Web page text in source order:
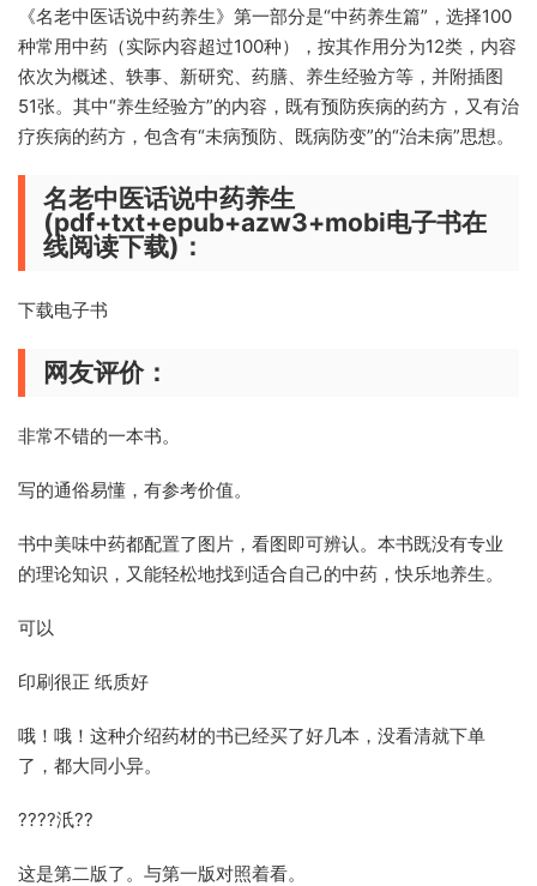
《名老中医话说中药养生》第一部分是“中药养生篇”，选择100
种常用中药（实际内容超过100种），按其作用分为12类，内容
依次为概述、轶事、新研究、药膳、养生经验方等，并附插图
51张。其中“养生经验方”的内容，既有预防疾病的药方，又有治
疗疾病的药方，包含有“未病预防、既病防变”的“治未病”思想。
名老中医话说中药养生
(pdf+txt+epub+azw3+mobi电子书在
线阅读下载)：
下载电子书
网友评价：
非常不错的一本书。
写的通俗易懂，有参考价值。
书中美味中药都配置了图片，看图即可辨认。本书既没有专业
的理论知识，又能轻松地找到适合自己的中药，快乐地养生。
可以
印刷很正 纸质好
哦！哦！这种介绍药材的书已经买了好几本，没看清就下单
了，都大同小异。
????汦??
这是第二版了。与第一版对照着看。